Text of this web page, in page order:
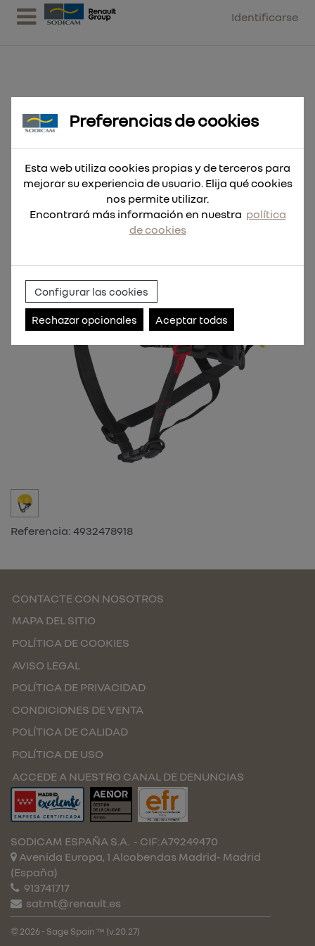
Identificarse
Casco BOLT™ 200 ventilado
Amarillo
Referencia: 4932478918
CONTACTE CON NOSOTROS
MAPA DEL SITIO
POLÍTICA DE COOKIES
AVISO LEGAL
POLÍTICA DE PRIVACIDAD
CONDICIONES DE VENTA
POLÍTICA DE CALIDAD
POLÍTICA DE USO
ACCEDE A NUESTRO CANAL DE DENUNCIAS
SODICAM ESPAÑA S.A. - CIF:A79249470
Avenida Europa, 1 Alcobendas Madrid- Madrid
(España)
913741717
satmt@renault.es
© 2026 - Sage Spain ™ (v.20.27)
Preferencias de cookies
Esta web utiliza cookies propias y de terceros para
mejorar su experiencia de usuario. Elija qué cookies
nos permite utilizar.
Encontrará más información en nuestra política
de cookies
Configurar las cookies
Rechazar opcionales Aceptar todas